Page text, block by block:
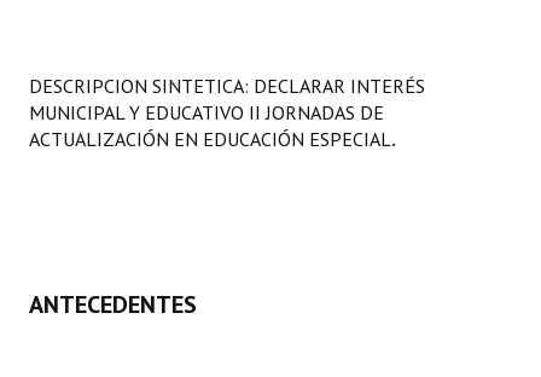
LEGISLACIÓN
DESCRIPCION SINTETICA: DECLARAR INTERÉS
MUNICIPAL Y EDUCATIVO II JORNADAS DE
ACTUALIZACIÓN EN EDUCACIÓN ESPECIAL.
ANTECEDENTES